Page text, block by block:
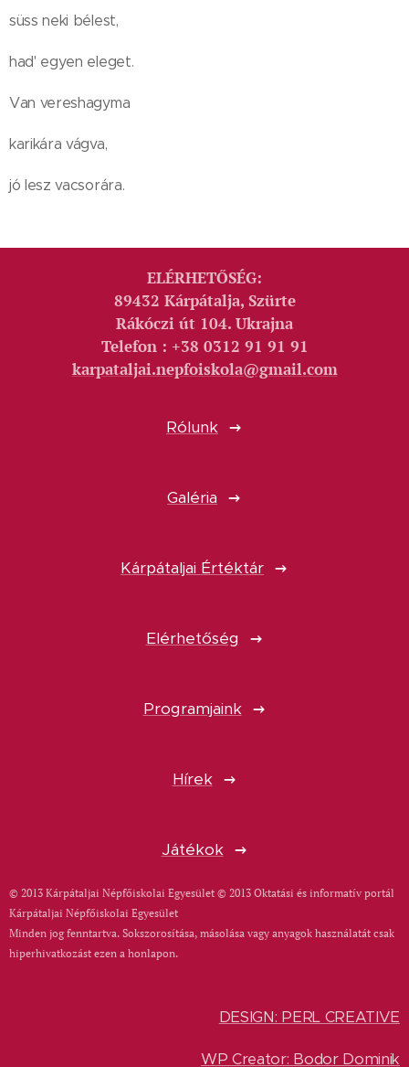
süss neki bélest,
had' egyen eleget.
Van vereshagyma
karikára vágva,
jó lesz vacsorára.
ELÉRHETŐSÉG:
89432 Kárpátalja, Szürte
Rákóczi út 104. Ukrajna
Telefon : +38 0312 91 91 91
karpataljai.nepfoiskola@gmail.com
Rólunk
Galéria
Kárpátaljai Értéktár
Elérhetőség
Programjaink
Hírek
Játékok
© 2013 Kárpátaljai Népfőiskolai Egyesület © 2013 Oktatási és informatív portál
Kárpátaljai Népfőiskolai Egyesület
Minden jog fenntartva. Sokszorosítása, másolása vagy anyagok használatát csak
hiperhivatkozást ezen a honlapon.
DESIGN: PERL CREATIVE
WP Creator: Bodor Dominik